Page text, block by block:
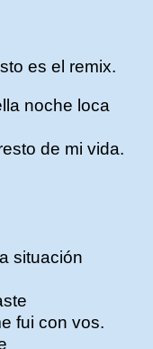
es el remix.
noche loca
de mi vida.
situación
fui con vos.